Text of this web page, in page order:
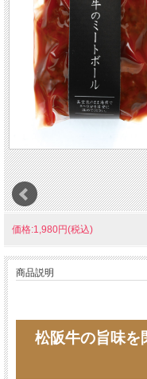
価格:1,980円(税込)
商品説明
松阪牛の旨味を